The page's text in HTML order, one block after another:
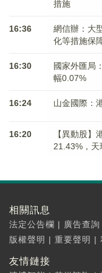
措施
16:36
網信辦：大
化等措施保
16:30
國家外匯局
幅0.07%
16:24 山金國際：
16:20
【異動股】
21.43%，
相關訊息
法定公告欄 | 廣告查詢
版權聲明 | 重要聲明 |
友情鏈接